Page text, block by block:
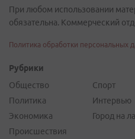
При любом использовании
обязательна. Коммерческий
Политика обработки персональных
Рубрики
Общество
Политика
Экономика
Происшествия
Спорт
Интервью
Город на